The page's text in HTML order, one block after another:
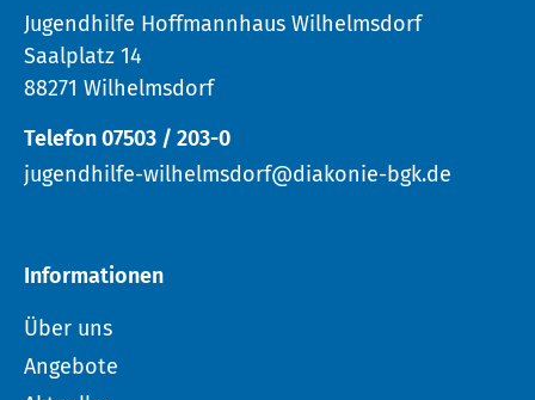
Jugendhilfe Hoffmannhaus Wilhelmsdorf
Saalplatz 14
88271 Wilhelmsdorf
Telefon 07503 / 203-0
jugendhilfe-wilhelmsdorf@diakonie-bgk.de
Informationen
Über uns
Angebote